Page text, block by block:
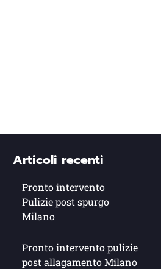
Articoli recenti
Pronto intervento
Pulizie post spurgo
Milano
Pronto intervento pulizie
post allagamento Milano